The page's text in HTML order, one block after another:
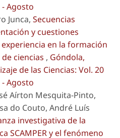
- Agosto
Junca, Secuencias
y cuestiones
en la formación
ciencias , Góndola,
de las Ciencias: Vol. 20
- Agosto
Aírton Mesquita-Pinto,
do Couto, André Luís
investigativa de la
SCAMPER y el fenómeno